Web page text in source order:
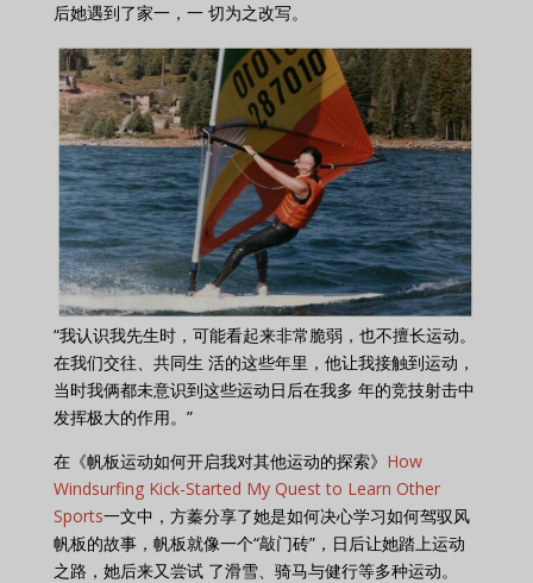
后她遇到了家一，一 切为之改写。
“我认识我先生时，可能看起来非常脆弱，也不擅长运动。
在我们交往、共同生 活的这些年里，他让我接触到运动，
当时我俩都未意识到这些运动日后在我多 年的竞技射击中
发挥极大的作用。”
在《帆板运动如何开启我对其他运动的探索》 How
Windsurfing Kick-Started My Quest to Learn Other
Sports一文中，方蓁分享了她是如何决心学习如何驾驭风
帆板的故事，帆板就像一个“敲门砖”，日后让她踏上运动
之路，她后来又尝试 了滑雪、骑马与健行等多种运动。